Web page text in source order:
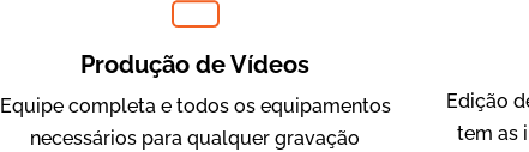
Evolucional
Produção de Vídeos
Equipe completa e todos os equipamentos
necessários para qualquer gravação
Edição
tem as